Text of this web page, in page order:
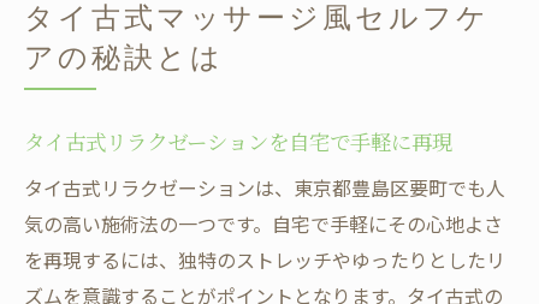
タイ古式マッサージ風セルフケ
アの秘訣とは
タイ古式リラクゼーションを自宅で手軽に再現
タイ古式リラクゼーションは、東京都豊島区要町でも人
気の高い施術法の一つです。自宅で手軽にその心地よさ
を再現するには、独特のストレッチやゆったりとしたリ
ズムを意識することがポイントとなります。タイ古式の